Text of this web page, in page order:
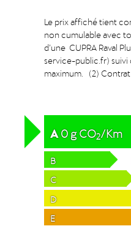
Le prix affiché tient
non cumulable avec
d’une CUPRA Raval
service-public.fr) suivi
maximum. (2) Contrat
A0gCO2/Km
B
C
D
E